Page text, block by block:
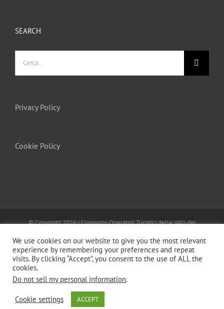
SEARCH
Privacy Policy
Cookie Policy
© Copyright2026 | Consorzio Operatori Turistici delle Valli del
MENTEFRESCAPrivacy Policy Cookie Policy
We use cookies on our website to give you the most relevant
experience by remembering your preferences and repeat
visits. By clicking “Accept”, you consent to the use of ALL the
cookies.
Do not sell my personal information.
Cookie settings ACCEPT